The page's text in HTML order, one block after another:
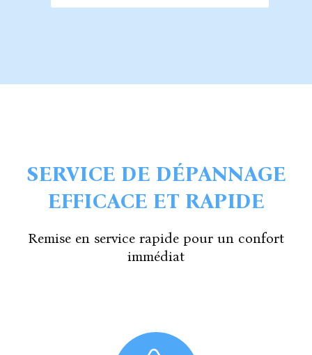
SERVICE DE DÉPANNAGE
EFFICACE ET RAPIDE
Remise en service rapide pour un confort
immédiat